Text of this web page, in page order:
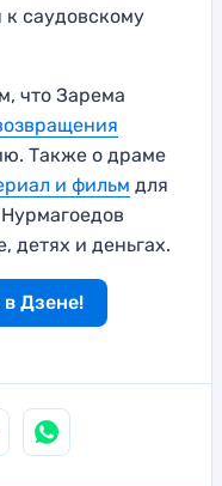
к саудовскому
что Зарема
Также о драме
и фильм для
детях и деньгах.
Дзене!